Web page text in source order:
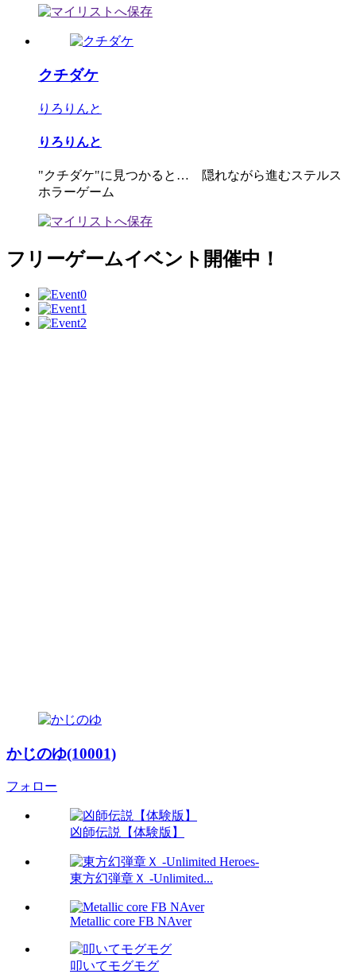
クチダケ
りろりんと
りろりんと
"クチダケ"に見つかると… 隠れながら進むステルス
ホラーゲーム
フリーゲームイベント開催中！
かじのゆ(10001)
フォロー
凶師伝説【体験版】
東方幻弾章Ｘ -Unlimited...
Metallic core FB NAver
叩いてモグモグ